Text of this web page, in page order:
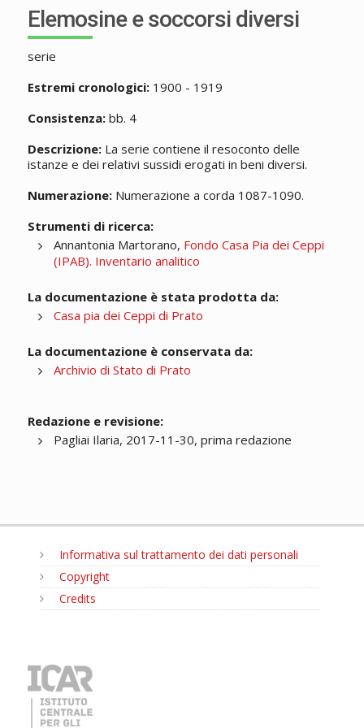
Elemosine e soccorsi diversi
serie
Estremi cronologici:1900 - 1919
Consistenza:bb. 4
Descrizione:La serie contiene il resoconto delle
istanze e dei relativi sussidi erogati in beni diversi.
Numerazione:Numerazione a corda 1087-1090.
Strumenti di ricerca:
Annantonia Martorano, Fondo Casa Pia dei Ceppi
(IPAB). Inventario analitico
La documentazione è stata prodotta da:
Casa pia dei Ceppi di Prato
La documentazione è conservata da:
Archivio di Stato di Prato
Redazione e revisione:
Pagliai Ilaria, 2017-11-30, prima redazione
Informativa sul trattamento dei dati personali
Copyright
Credits